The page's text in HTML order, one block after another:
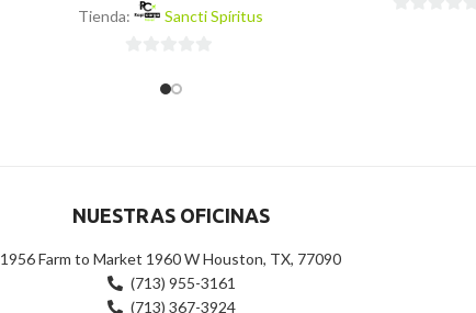
Tienda:
Sancti Spíritus
NUESTRAS OFICINAS
1956 Farm to Market 1960 W Houston, TX, 77090
(713) 955-3161
(713) 367-3924